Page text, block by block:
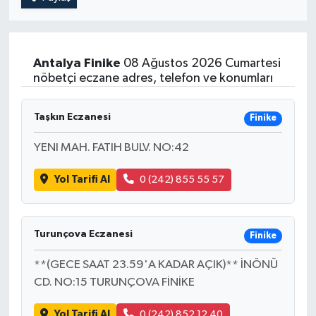
Antalya Finike 08 Ağustos 2026 Cumartesi
nöbetçi eczane adres, telefon ve konumları
Taşkın Eczanesi Finike
YENI MAH. FATIH BULV. NO:42
Yol Tarifi Al 0 (242) 855 55 57
Turunçova Eczanesi Finike
**(GECE SAAT 23.59'A KADAR AÇIK)** İNÖNÜ
CD. NO:15 TURUNÇOVA FİNİKE